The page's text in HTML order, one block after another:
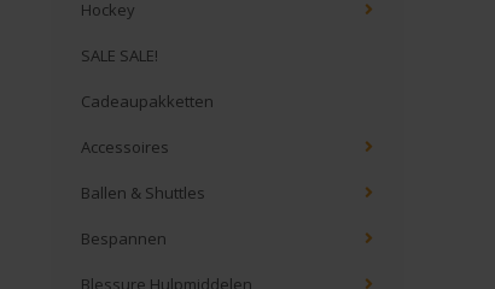
Hockey
SALE SALE!
Cadeaupakketten
Accessoires
Ballen & Shuttles
Bespannen
Blessure Hulpmiddelen